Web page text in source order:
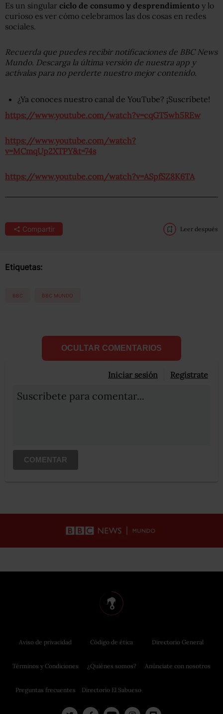
Es un singular ciclo de consumo y desprendimiento y lo
curioso es ver cómo celebramos las dos cosas en redes
sociales.
Recuerda que puedes recibir notificaciones de BBC News
Mundo. Descarga la última versión de nuestra app y
actívalas para no perderte nuestro mejor contenido.
¿Ya conoces nuestro canal de YouTube? ¡Suscríbete!
https://www.youtube.com/watch?v=cqGT5wh5REw
https://www.youtube.com/watch?
v=MCmqUp2XTPY&t=74s
https://www.youtube.com/watch?v=ASpfSZ8K6TA
Compartir Leer después
Etiquetas:
BBC BBC MUNDO
OCULTAR COMENTARIOS
Iniciar sesión Registrate
Suscribete para comentar...
COMENTAR
Aviso de privacidad
Términos y Condiciones
Preguntas frecuentes
Código de ética
¿Quiénes somos?
Directorio El Sabueso
Directorio General
Anúnciate con nosotros